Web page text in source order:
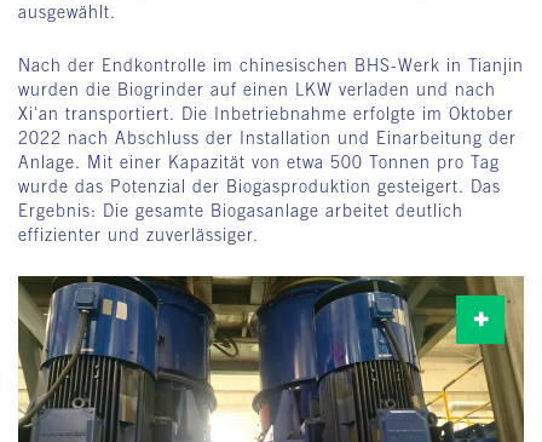
ausgewählt.
Nach der Endkontrolle im chinesischen BHS-Werk in Tianjin
wurden die Biogrinder auf einen LKW verladen und nach
Xi'an transportiert. Die Inbetriebnahme erfolgte im Oktober
2022 nach Abschluss der Installation und Einarbeitung der
Anlage. Mit einer Kapazität von etwa 500 Tonnen pro Tag
wurde das Potenzial der Biogasproduktion gesteigert. Das
Ergebnis: Die gesamte Biogasanlage arbeitet deutlich
effizienter und zuverlässiger.